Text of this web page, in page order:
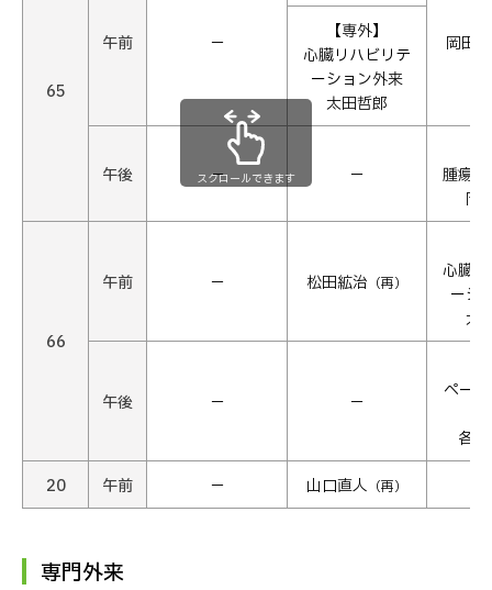
65
午前 − 岡田
【専外】
心臓リハビリテ
ーション外来
太田哲郎
午後 − −
腫瘍
岡
66
午前 − 松田絋治 （再）
心臓
ーシ
太
午後 − −
ペー
各
20 午前 − 山口直人 （再）
スクロールできます
専門外来